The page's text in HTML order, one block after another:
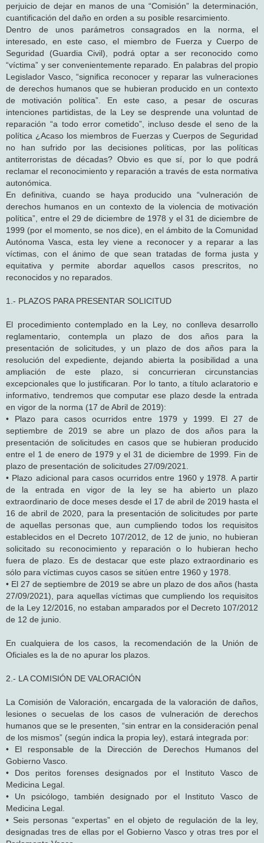
perjuicio de dejar en manos de una “Comisión” la determinación,
cuantificación del daño en orden a su posible resarcimiento.
Dentro de unos parámetros consagrados en la norma, el
interesado, en este caso, el miembro de Fuerza y Cuerpo de
Seguridad (Guardia Civil), podrá optar a ser reconocido como
“víctima” y ser convenientemente reparado. En palabras del propio
Legislador Vasco, “significa reconocer y reparar las vulneraciones
de derechos humanos que se hubieran producido en un contexto
de motivación política”. En este caso, a pesar de oscuras
intenciones partidistas, de la Ley se desprende una voluntad de
reparación “a todo error cometido”, incluso desde el seno de la
política ¿Acaso los miembros de Fuerzas y Cuerpos de Seguridad
no han sufrido por las decisiones políticas, por las políticas
antiterroristas de décadas? Obvio es que sí, por lo que podrá
reclamar el reconocimiento y reparación a través de esta normativa
autonómica.
En definitiva, cuando se haya producido una “vulneración de
derechos humanos en un contexto de la violencia de motivación
política”, entre el 29 de diciembre de 1978 y el 31 de diciembre de
1999 (por el momento, se nos dice), en el ámbito de la Comunidad
Autónoma Vasca, esta ley viene a reconocer y a reparar a las
víctimas, con el ánimo de que sean tratadas de forma justa y
equitativa y permite abordar aquellos casos prescritos, no
reconocidos y no reparados.
1.- PLAZOS PARA PRESENTAR SOLICITUD
El procedimiento contemplado en la Ley, no conlleva desarrollo
reglamentario, contempla un plazo de dos años para la
presentación de solicitudes, y un plazo de dos años para la
resolución del expediente, dejando abierta la posibilidad a una
ampliación de este plazo, si concurrieran circunstancias
excepcionales que lo justificaran. Por lo tanto, a título aclaratorio e
informativo, tendremos que computar ese plazo desde la entrada
en vigor de la norma (17 de Abril de 2019):
• Plazo para casos ocurridos entre 1979 y 1999. El 27 de
septiembre de 2019 se abre un plazo de dos años para la
presentación de solicitudes en casos que se hubieran producido
entre el 1 de enero de 1979 y el 31 de diciembre de 1999. Fin de
plazo de presentación de solicitudes 27/09/2021.
• Plazo adicional para casos ocurridos entre 1960 y 1978. A partir
de la entrada en vigor de la ley se ha abierto un plazo
extraordinario de doce meses desde el 17 de abril de 2019 hasta el
16 de abril de 2020, para la presentación de solicitudes por parte
de aquellas personas que, aun cumpliendo todos los requisitos
establecidos en el Decreto 107/2012, de 12 de junio, no hubieran
solicitado su reconocimiento y reparación o lo hubieran hecho
fuera de plazo. Es de destacar que este plazo extraordinario es
sólo para víctimas cuyos casos se sitúen entre 1960 y 1978.
• El 27 de septiembre de 2019 se abre un plazo de dos años (hasta
27/09/2021), para aquellas víctimas que cumpliendo los requisitos
de la Ley 12/2016, no estaban amparados por el Decreto 107/2012
de 12 de junio.
En cualquiera de los casos, la recomendación de la Unión de
Oficiales es la de no apurar los plazos.
2.- LA COMISIÓN DE VALORACIÓN
La Comisión de Valoración, encargada de la valoración de daños,
lesiones o secuelas de los casos de vulneración de derechos
humanos que se le presenten, “sin entrar en la consideración penal
de los mismos” (según indica la propia ley), estará integrada por:
• El responsable de la Dirección de Derechos Humanos del
Gobierno Vasco.
• Dos peritos forenses designados por el Instituto Vasco de
Medicina Legal.
• Un psicólogo, también designado por el Instituto Vasco de
Medicina Legal.
• Seis personas “expertas” en el objeto de regulación de la ley,
designadas tres de ellas por el Gobierno Vasco y otras tres por el